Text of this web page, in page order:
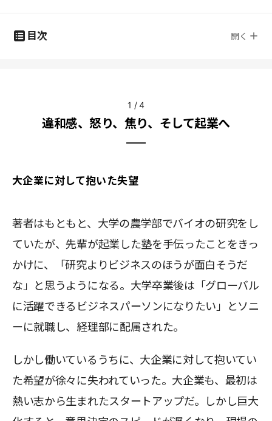
目次 開く
1 /4
違和感、怒り、焦り、そして起業へ
大企業に対して抱いた失望
著者はもともと、大学の農学部でバイオの研究をし
ていたが、先輩が起業した塾を手伝ったことをきっ
かけに、「研究よりビジネスのほうが面白そうだ
な」と思うようになる。大学卒業後は「グローバル
に活躍できるビジネスパーソンになりたい」とソニ
ーに就職し、経理部に配属された。
しかし働いているうちに、大企業に対して抱いてい
た希望が徐々に失われていった。大企業も、最初は
熱い志から生まれたスタートアップだ。しかし巨大